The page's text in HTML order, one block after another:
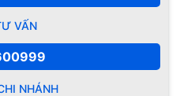
VẤN
NHÁNH